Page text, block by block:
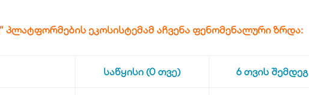
პლატფორმების ეკოსისტემამ აჩვენა ფენომენალური ზრდა:
საწყისი (0 თვე) 6 თვის შემდეგ